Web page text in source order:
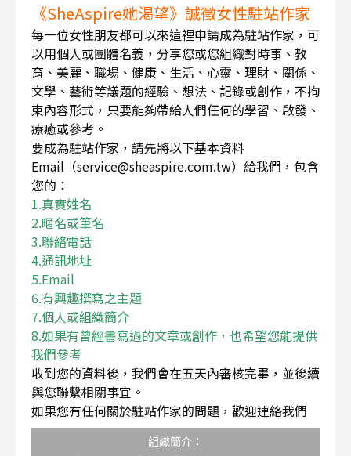
《SheAspire她渴望》誠徵女性駐站作家
每一位女性朋友都可以來這裡申請成為駐站作家，可
以用個人或團體名義，分享您或您組織對時事、教
育、美麗、職場、健康、生活、心靈、理財、關係、
文學、藝術等議題的經驗、想法、記錄或創作，不拘
束內容形式，只要能夠帶給人們任何的學習、啟發、
療癒或參考。
要成為駐站作家，請先將以下基本資料
Email（service@sheaspire.com.tw）給我們，包含
您的：
1.真實姓名
2.暱名或筆名
3.聯絡電話
4.通訊地址
5.Email
6.有興趣撰寫之主題
7.個人或組織簡介
8.如果有曾經書寫過的文章或創作，也希望您能提供
我們參考
收到您的資料後，我們會在五天內審核完畢，並後續
與您聯繫相關事宜。
如果您有任何關於駐站作家的問題，歡迎連絡我們
組織簡介：